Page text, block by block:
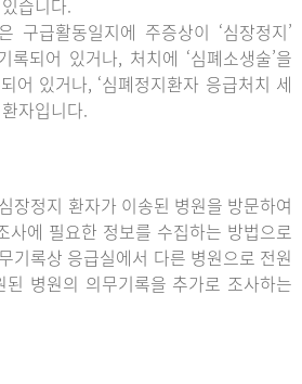
습니다.
구급활동일지에 주증상이 ‘심장정지’
록되어 있거나, 처치에 ‘심폐소생술’을
어 있거나, ‘심폐정지환자 응급처치 세
자입니다.
장정지 환자가 이송된 병원을 방문하여
사에 필요한 정보를 수집하는 방법으로
기록상 응급실에서 다른 병원으로 전원
병원의 의무기록을 추가로 조사하는